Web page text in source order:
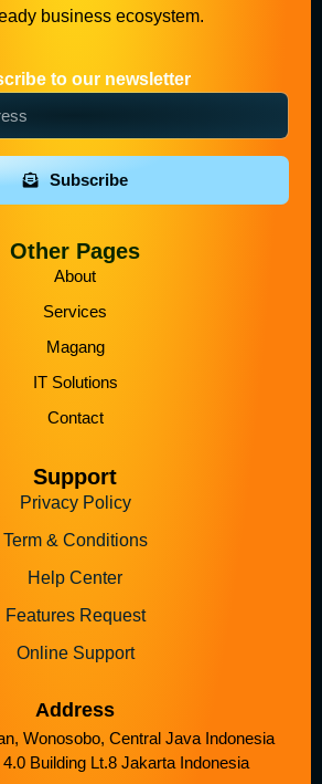
business ecosystem.
to our newsletter
Subscribe
Other Pages
About
Services
Magang
IT Solutions
Contact
Support
Privacy Policy
Term & Conditions
Help Center
Features Request
Online Support
Address
Wonosobo, Central Java Indonesia
Building Lt.8 Jakarta Indonesia